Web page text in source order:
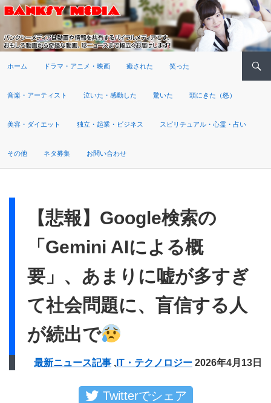
ホーム ドラマ・アニメ・映画 癒された 笑った
音楽・アーティスト 泣いた・感動した 驚いた 頭にきた（怒）
美容・ダイエット 独立・起業・ビジネス スピリチュアル・心霊・占い
その他 ネタ募集 お問い合わせ
【悲報】Google検索の
「Gemini AIによる概
要」、あまりに嘘が多すぎ
て社会問題に、盲信する人
が続出で
最新ニュース記事 , IT・テクノロジー 2026年4月13日
Twitterでシェア